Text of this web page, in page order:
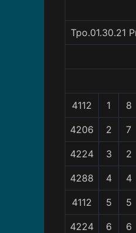
Tpo.01.30.21
4112 1 8
4206 2 7
4224 3 2
4288 4 4
4112 5 5
4224 6 6